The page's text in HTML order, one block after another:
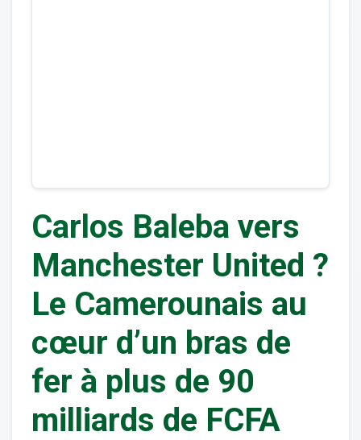
Carlos Baleba vers
Manchester United ?
Le Camerounais au
cœur d’un bras de
fer à plus de 90
milliards de FCFA